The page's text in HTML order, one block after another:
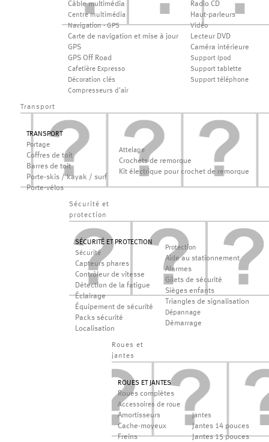
Câble multimédia
Centre multimédia
Navigation - GPS
Carte de navigation et mise à jour
GPS
GPS Off Road
Cafetière Expresso
Décoration clés
Compresseurs d'air
Radio CD
Haut-parleurs
Vidéo
Lecteur DVD
Caméra intérieure
Support Ipod
Support tablette
Support téléphone
Transport
TRANSPORT
Portage
Coffres de toit
Barres de toit
Porte-skis / kayak / surf
Porte-vélos
Attelage
Crochets de remorque
Kit électrique pour crochet de remorque
Sécurité et
protection
SÉCURITÉ ET PROTECTION
Sécurité
Capteurs phares
Contrôleur de vitesse
Détection de la fatigue
Éclairage
Équipement de sécurité
Packs sécurité
Localisation
Protection
Aide au stationnement
Alarmes
Gilets de sécurité
Sièges enfants
Triangles de signalisation
Dépannage
Démarrage
Roues et
jantes
ROUES ET JANTES
Roues complètes
Accessoires de roue
Amortisseurs
Cache-moyeux
Freins
Jantes
Jantes 14 pouces
Jantes 15 pouces